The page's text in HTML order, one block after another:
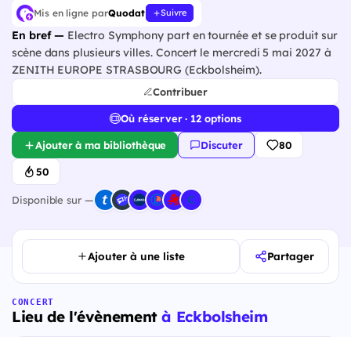
Mis en ligne parQuodat Suivre
En bref — Electro Symphony part en tournée et se produit sur
scène dans plusieurs villes. Concert le mercredi 5 mai 2027 à
ZENITH EUROPE STRASBOURG (Eckbolsheim).
Contribuer
Où réserver · 12 options
Ajouter à ma bibliothèque Discuter 80
50
Disponible sur —
Ajouter à une liste Partager
CONCERT
Lieu de l'évènementà Eckbolsheim